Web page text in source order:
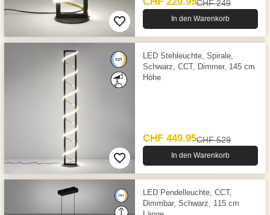
CHF 249
In den Warenkorb
LED Stehleuchte, Spirale,
Schwarz, CCT, Dimmer, 145 cm
Höhe
CHF 449.95CHF 529
In den Warenkorb
LED Pendelleuchte, CCT,
Dimmbar, Schwarz, 115 cm